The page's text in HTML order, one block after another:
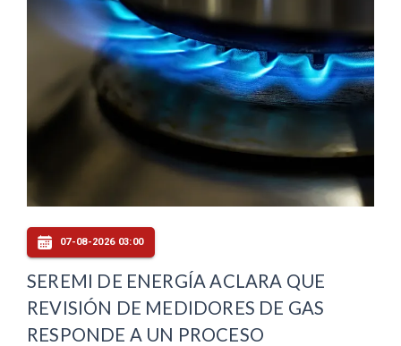
07-08-2026 03:00
SEREMI DE ENERGÍA ACLARA QUE
REVISIÓN DE MEDIDORES DE GAS
RESPONDE A UN PROCESO